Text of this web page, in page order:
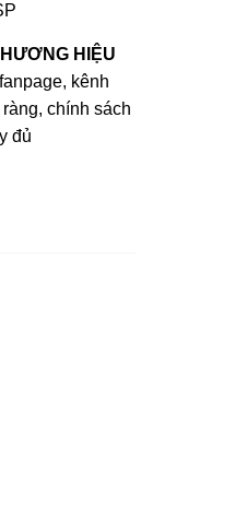
HIỆU
kênh
ràng, chính sách
đủ